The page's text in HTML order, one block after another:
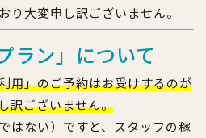
り大変申し訳ございません。
ラン」について
用」のご予約はお受けするのが
訳ございません。
はない）ですと、スタッフの稼